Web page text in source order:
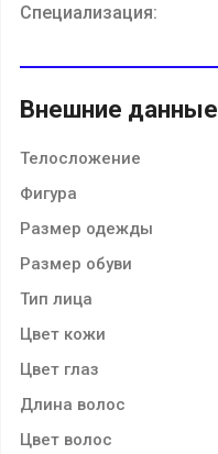
Специализация:
Внешние данные
Телосложение
Фигура
Размер одежды
Размер обуви
Тип лица
Цвет кожи
Цвет глаз
Длина волос
Цвет волос